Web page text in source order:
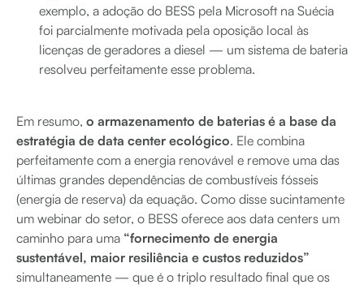
exemplo, a adoção do BESS pela Microsoft na Suécia
foi parcialmente motivada pela oposição local às
licenças de geradores a diesel — um sistema de bateria
resolveu perfeitamente esse problema.
Em resumo, o armazenamento de baterias é a base da
estratégia de data center ecológico. Ele combina
perfeitamente com a energia renovável e remove uma das
últimas grandes dependências de combustíveis fósseis
(energia de reserva) da equação. Como disse sucintamente
um webinar do setor, o BESS oferece aos data centers um
caminho para uma “fornecimento de energia
sustentável, maior resiliência e custos reduzidos”
simultaneamente — que é o triplo resultado final que os